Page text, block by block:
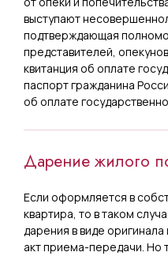
выступают
подтверждающая
представителей,
квитанция об оплате
паспорт гражданина
об оплате
Дарение жилого
Если оформляется в
квартира, то в таком
дарения в виде
акт приема-передачи. Но